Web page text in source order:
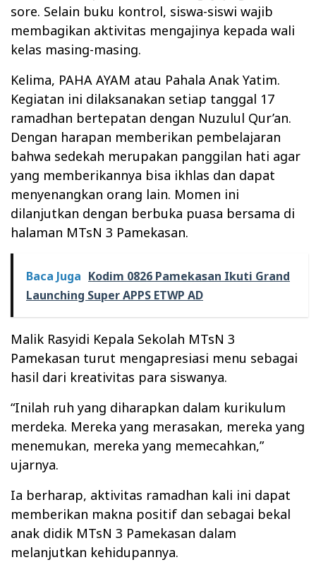
sore. Selain buku kontrol, siswa-siswi wajib
membagikan aktivitas mengajinya kepada wali
kelas masing-masing.
Kelima, PAHA AYAM atau Pahala Anak Yatim.
Kegiatan ini dilaksanakan setiap tanggal 17
ramadhan bertepatan dengan Nuzulul Qur’an.
Dengan harapan memberikan pembelajaran
bahwa sedekah merupakan panggilan hati agar
yang memberikannya bisa ikhlas dan dapat
menyenangkan orang lain. Momen ini
dilanjutkan dengan berbuka puasa bersama di
halaman MTsN 3 Pamekasan.
Baca Juga Kodim 0826 Pamekasan Ikuti Grand
Launching Super APPS ETWP AD
Malik Rasyidi Kepala Sekolah MTsN 3
Pamekasan turut mengapresiasi menu sebagai
hasil dari kreativitas para siswanya.
“Inilah ruh yang diharapkan dalam kurikulum
merdeka. Mereka yang merasakan, mereka yang
menemukan, mereka yang memecahkan,”
ujarnya.
Ia berharap, aktivitas ramadhan kali ini dapat
memberikan makna positif dan sebagai bekal
anak didik MTsN 3 Pamekasan dalam
melanjutkan kehidupannya.